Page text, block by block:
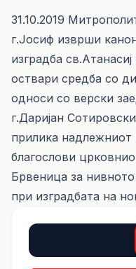
31.10.2019
г.Јосиф изврши
изградба
оствари средба со
односи со верски
г.Даријан
прилика
благослови
Брвеница за
при изградбата на